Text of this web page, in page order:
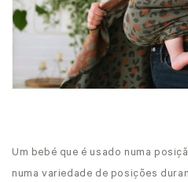
Um bebé que é usado numa
numa variedade de posições